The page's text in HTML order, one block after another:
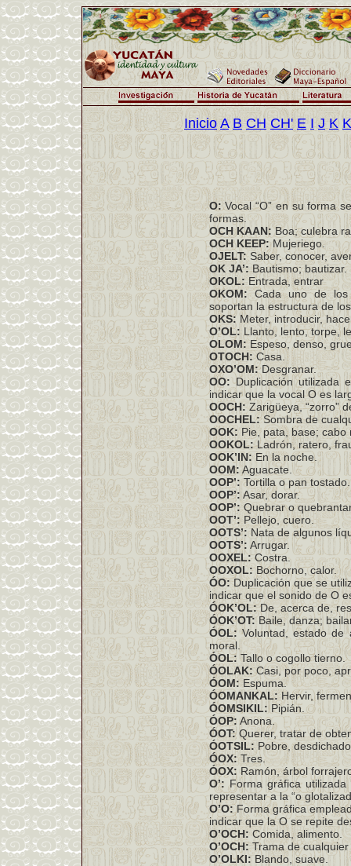
Inicio A B CH CH' E I J K
O:Vocal “O” en su forma
formas.
OCH KAAN:Boa; culebra
OCH KEEP:Mujeriego.
OJELT:Saber, conocer,
OK JA’:Bautismo; bautizar.
OKOL: Entrada, entrar
OKOM: Cada uno de los
soportan la estructura de
OKS:Meter, introducir,
O’OL: Llanto, lento, torpe,
OLOM: Espeso, denso,
OTOCH:Casa.
OXO’OM:Desgranar.
OO: Duplicación utilizada
indicar que la vocal O es
OOCH:Zarigüeya, “zorro”
OOCHEL:Sombra de
OOK:Pie, pata, base; cabo
OOKOL:Ladrón, ratero,
OOK’IN:En la noche.
OOM: Aguacate.
OOP’: Tortilla o pan tostado.
OOP’: Asar, dorar.
OOP’: Quebrar o
OOT’: Pellejo, cuero.
OOTS’: Nata de algunos
OOTS’: Arrugar.
OOXEL:Costra.
OOXOL:Bochorno, calor.
ÓO:Duplicación que se
indicar que el sonido de O
ÓOK’OL:De, acerca de,
ÓOK’OT: Baile, danza;
ÓOL:Voluntad, estado de
moral.
ÓOL: Tallo o cogollo tierno.
ÓOLAK:Casi, por poco,
ÓOM: Espuma.
ÓOMANKAL:Hervir,
ÓOMSIKIL: Pipián.
ÓOP: Anona.
ÓOT:Querer, tratar de
ÓOTSIL:Pobre,
ÓOX:Tres.
ÓOX: Ramón, árbol
O’: Forma gráfica
representar a la “o
O’O:Forma gráfica
indicar que la O se repite
O’OCH:Comida, alimento.
O’OCH:Trama de cualquier
O’OLKI: Blando, suave.